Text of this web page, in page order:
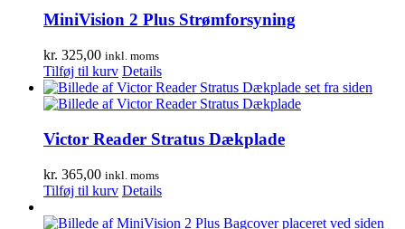
MiniVision 2 Plus Strømforsyning
kr. 325,00 inkl. moms
Tilføj til kurv Details
Victor Reader Stratus Dækplade
kr. 365,00 inkl. moms
Tilføj til kurv Details